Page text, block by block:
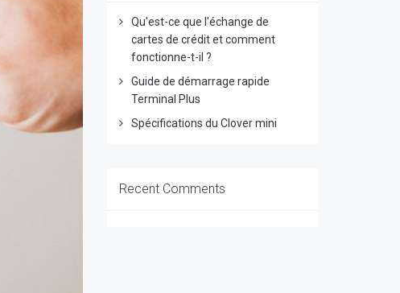
Qu'est-ce que l'échange de
cartes de crédit et comment
fonctionne-t-il ?
Guide de démarrage rapide
Terminal Plus
Spécifications du Clover mini
Recent Comments